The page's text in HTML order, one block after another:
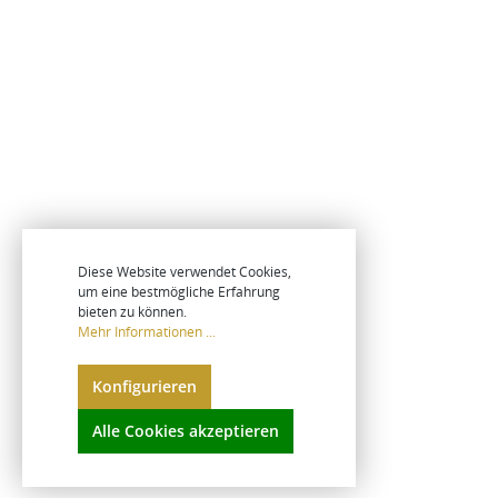
Diese Website verwendet Cookies,
um eine bestmögliche Erfahrung
bieten zu können.
Mehr Informationen ...
Konfigurieren
Alle Cookies akzeptieren